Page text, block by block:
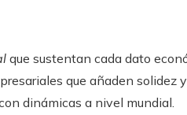
que sustentan cada dato
que añaden solidez
dinámicas a nivel mundial.